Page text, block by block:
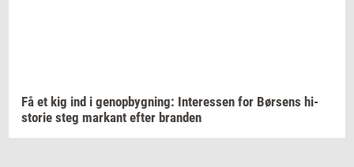
Få et kig ind i genop­byg­ning: In­ter­es­sen for Bør­sens hi­
sto­rie steg mar­kant efter bran­den